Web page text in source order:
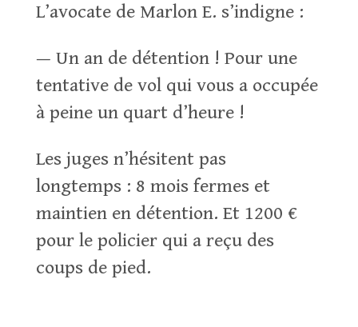
L’avocate de Marlon E. s’indigne :
— Un an de détention ! Pour une
tentative de vol qui vous a occupée
à peine un quart d’heure !
Les juges n’hésitent pas
longtemps : 8 mois fermes et
maintien en détention. Et 1200 €
pour le policier qui a reçu des
coups de pied.